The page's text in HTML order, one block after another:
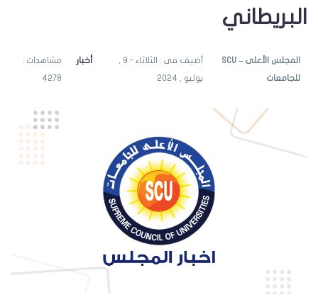
البريطاني
SCU – المجلس الأعلى
للجامعات يوليو , 2024
أخبار مشاهدات :
4278